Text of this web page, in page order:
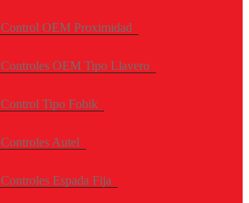
Control OEM Proximidad
Controles OEM Tipo Llavero
Control Tipo Fobik
Controles Autel
Controles Espada Fija